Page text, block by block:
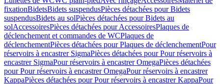
fixationBidetsBidets suspendusPièces détachées pour Bidets
suspendusBidets au solPièces détachées pour Bidets au
solAccessoiresPièces détachées pour AccessoiresPlaques de
déclenchement et commandes de WCPlaques de
déclenchementPièces détachées pour Plaques de déclenchementPour
réservoirs à encastrer SigmaPièces détachées pour Pour réservoirs à
encastrer SigmaPour réservoirs à encastrer OmegaPièces détachées
pour Pour réservoirs à encastrer OmegaPour réservoirs à encastrer
KappaPièces détachées pour Pour réservoirs à encastrer KappaPour